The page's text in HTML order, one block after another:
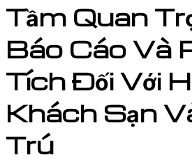
Tầm Quan
Báo Cáo Và
Tích Đối Với
Khách Sạn
Trú